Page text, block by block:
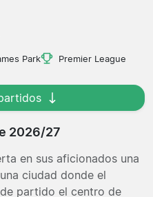
Park Premier League
2026/27
en sus aficionados una
ciudad donde el
partido el centro de